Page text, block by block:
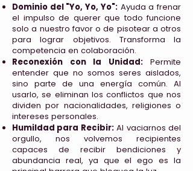
Dominio del "Yo, Yo, Yo":Ayuda a frenar
el impulso de querer que todo funcione
solo a nuestro favor o de pisotear a otros
para lograr objetivos. Transforma la
competencia en colaboración.
Reconexión con la Unidad:Permite
entender que no somos seres aislados,
sino parte de una energía común. Al
usarlo, se eliminan los conflictos que nos
dividen por nacionalidades, religiones o
intereses personales.
Humildad para Recibir:Al vaciarnos del
orgullo, nos volvemos recipientes
capaces de recibir bendiciones y
abundancia real, ya que el ego es la